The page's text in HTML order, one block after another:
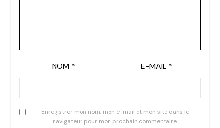
NOM * E-MAIL *
Enregistrer mon nom, mon e-mail et mon site dans le
navigateur pour mon prochain commentaire.